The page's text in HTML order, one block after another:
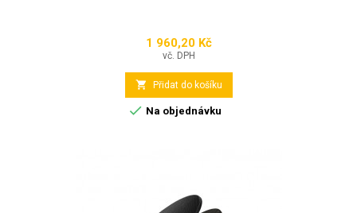
Cena
1 960,20 Kč
vč. DPH
 Přidat do košíku
 Na objednávku